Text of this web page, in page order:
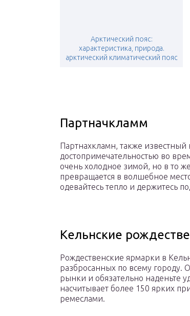
Арктический пояс:
характеристика, природа.
арктический климатический пояс
Партначкламм
Партнахкламн, также известный
достопримечательностью во
очень холодное зимой, но в то
превращается в волшебное
одевайтесь тепло и держитесь
Кельнские
Рождественские ярмарки в
разбросанных по всему городу.
рынки и обязательно наденьте
насчитывает более 150 ярких
ремеслами.